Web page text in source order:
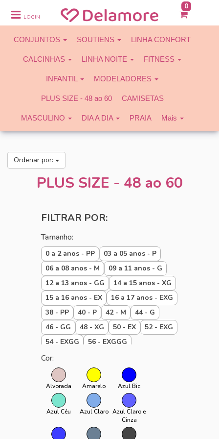
CONJUNTOS
INFANTIL
MODELADORES
PLUS SIZE - 48 ao 60
LOGIN
0
CONJUNTOS SOUTIENS LINHA CONFORT
CALCINHAS LINHA NOITE FITNESS
INFANTIL MODELADORES
PLUS SIZE - 48 ao 60 CAMISETAS
MASCULINO DIA A DIA PRAIA Mais
Ordenar por:
PLUS SIZE - 48 ao 60
FILTRAR POR:
Tamanho:
0 a 2 anos - PP
03 a 05 anos - P
06 a 08 anos - M
09 a 11 anos - G
12 a 13 anos - GG
14 a 15 anos - XG
15 a 16 anos - EX
16 a 17 anos - EXG
38 - PP
40 - P 42 - M
44 - G
46 - GG
48 - XG 50 - EX
52 - EXG
54 - EXGG
56 - EXGGG
Baby 00 a 01 P
Baby 02 a 03 G
Baby até 1 ano
padrão
PPP U
Cor:
Alvorada Amarelo Azul Bic
Azul Céu Azul Claro Azul Claro e
Cinza